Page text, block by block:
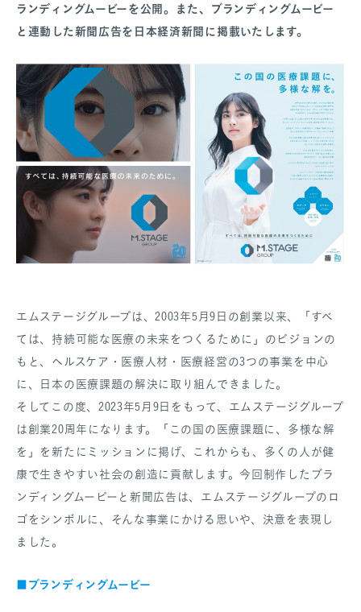
ランディングムービーを公開。また、ブランディングムービー
と連動した新聞広告を日本経済新聞に掲載いたします。
エムステージグループは、2003年5月9日の創業以来、「すべ
ては、持続可能な医療の未来をつくるために」のビジョンの
もと、ヘルスケア・医療人材・医療経営の3つの事業を中心
に、日本の医療課題の解決に取り組んできました。
そしてこの度、2023年5月9日をもって、エムステージグループ
は創業20周年になります。「この国の医療課題に、多様な解
を」を新たにミッションに掲げ、これからも、多くの人が健
康で生きやすい社会の創造に貢献します。今回制作したブラ
ンディングムービーと新聞広告は、エムステージグループのロ
ゴをシンボルに、そんな事業にかける思いや、決意を表現し
ました。
■ブランディングムービー